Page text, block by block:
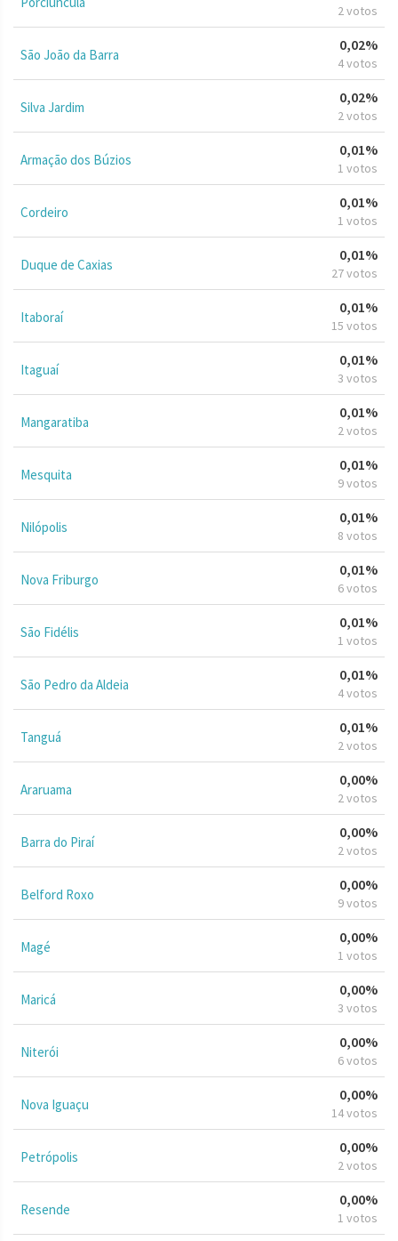
2 votos
São João da Barra
0,02%
4 votos
Silva Jardim
0,02%
2 votos
Armação dos Búzios
0,01%
1 votos
Cordeiro
0,01%
1 votos
Duque de Caxias
0,01%
27 votos
Itaboraí
0,01%
15 votos
Itaguaí
0,01%
3 votos
Mangaratiba
0,01%
2 votos
Mesquita
0,01%
9 votos
Nilópolis
0,01%
8 votos
Nova Friburgo
0,01%
6 votos
São Fidélis
0,01%
1 votos
São Pedro da Aldeia
0,01%
4 votos
Tanguá
0,01%
2 votos
Araruama
0,00%
2 votos
Barra do Piraí
0,00%
2 votos
Belford Roxo
0,00%
9 votos
Magé
0,00%
1 votos
Maricá
0,00%
3 votos
Niterói
0,00%
6 votos
Nova Iguaçu
0,00%
14 votos
Petrópolis
0,00%
2 votos
Resende
0,00%
1 votos